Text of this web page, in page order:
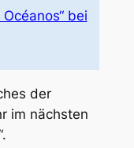
bei
der
im nächsten